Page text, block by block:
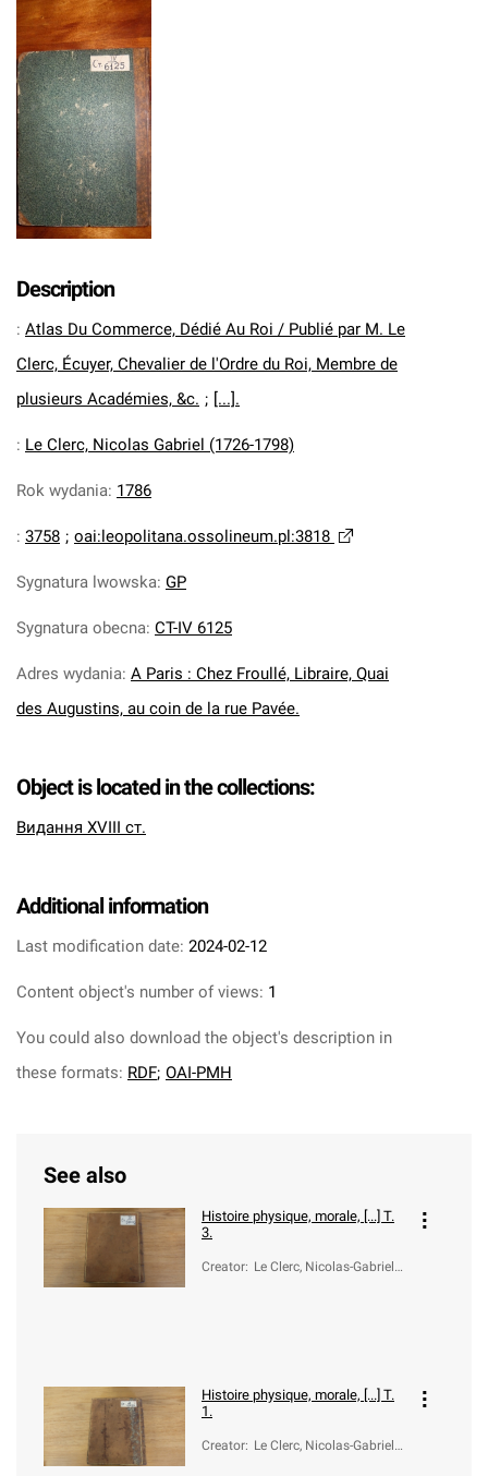
Description
: Atlas Du Commerce, Dédié Au Roi / Publié par M. Le
Clerc, Écuyer, Chevalier de l'Ordre du Roi, Membre de
plusieurs Académies, &c. ; [...].
: Le Clerc, Nicolas Gabriel (1726-1798)
Rok wydania: 1786
: 3758 ; oai:leopolitana.ossolineum.pl:3818
Sygnatura lwowska: GP
Sygnatura obecna: CT-IV 6125
Adres wydania: A Paris : Chez Froullé, Libraire, Quai
des Augustins, au coin de la rue Pavée.
Object is located in the collections:
Видання XVIII ст.
Additional information
Last modification date: 2024-02-12
Content object's number of views: 1
You could also download the object's description in
these formats: RDF; OAI-PMH
See also
Histoire physique, morale, [...] T.
3.
Creator: Le Clerc, Nicolas-Gabriel
Histoire physique, morale, [...] T.
1.
Creator: Le Clerc, Nicolas-Gabriel